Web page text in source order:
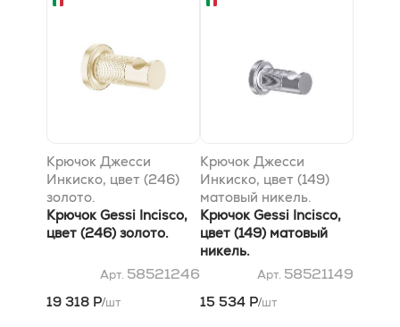
Крючок Джесси
Инкиско, цвет (246)
золото.
Крючок Gessi Incisco,
цвет (246) золото.
Арт. 58521246
19 318 Р/шт
Крючок Джесси
Инкиско, цвет (149)
матовый никель.
Крючок Gessi Incisco,
цвет (149) матовый
никель.
Арт. 58521149
15 534 Р/шт